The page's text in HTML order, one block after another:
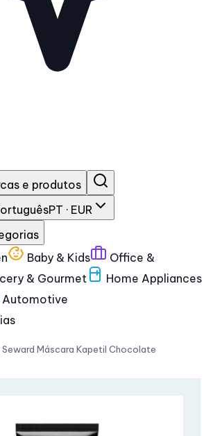
e produtos
PT · EUR
Baby & Kids
Office &
& Gourmet
Home Appliances
Automotive
Seward Máscara Kapetil Chocolate